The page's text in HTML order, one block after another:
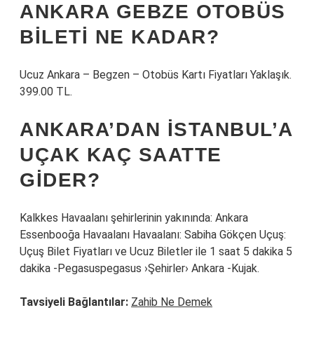
ANKARA GEBZE OTOBÜS
BILETI NE KADAR?
Ucuz Ankara – Begzen – Otobüs Kartı Fiyatları Yaklaşık.
399.00 TL.
ANKARA’DAN İSTANBUL’A
UÇAK KAÇ SAATTE
GIDER?
Kalkkes Havaalanı şehirlerinin yakınında: Ankara
Essenbooğa Havaalanı Havaalanı: Sabiha Gökçen Uçuş:
Uçuş Bilet Fiyatları ve Ucuz Biletler ile 1 saat 5 dakika 5
dakika -Pegasuspegasus ›Şehirler› Ankara -Kujak.
Tavsiyeli Bağlantılar: Zahib Ne Demek